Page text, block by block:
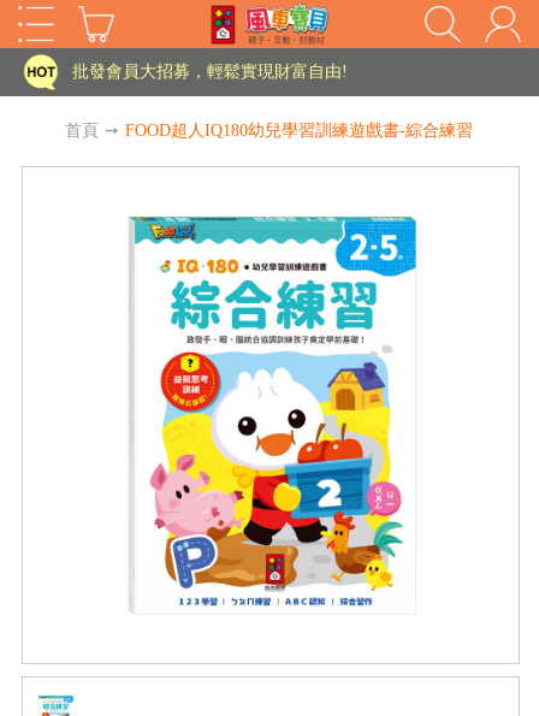
家長樂了!「風車書版集團暨FOOD超人企業總部」目前正興建中!
批發會員大招募，輕鬆實現財富自由!
老師您好!!幼教會員火熱招募中~
海外購物免煩惱！點我查看『海外購物流程說明』
批發會員大招募，輕鬆實現財富自由!
老師您好!!幼教會員火熱招募中~
海外購物免煩惱！點我查看『海外購物流程說明』
首頁 ➙ FOOD超人IQ180幼兒學習訓練遊戲書-綜合練習